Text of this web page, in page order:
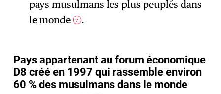
pays musulmans les plus peuplés dans
le monde
7 .